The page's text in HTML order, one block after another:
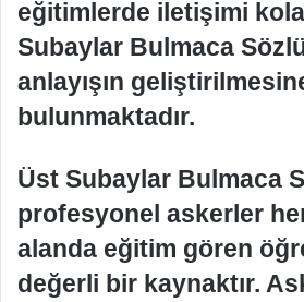
eğitimlerde iletişimi
Subaylar Bulmaca
anlayışın
bulunmaktadır.
Üst Subaylar Bulmaca
profesyonel askerler
alanda eğitim gören
değerli bir kaynaktır.